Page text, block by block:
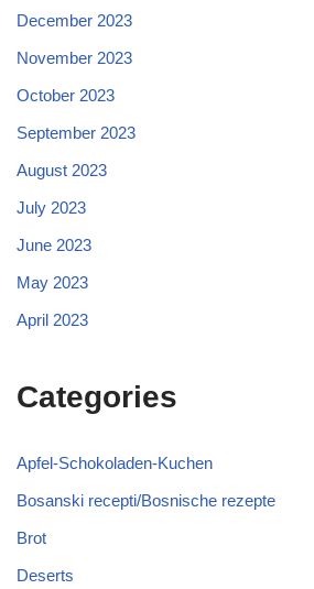
December 2023
November 2023
October 2023
September 2023
August 2023
July 2023
June 2023
May 2023
April 2023
Categories
Apfel-Schokoladen-Kuchen
Bosanski recepti/Bosnische rezepte
Brot
Deserts